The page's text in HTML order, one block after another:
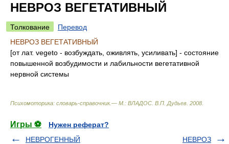
НЕВРОЗ ВЕГЕТАТИВНЫЙ
Толкование
Перевод
НЕВРОЗ ВЕГЕТАТИВНЫЙ
[от лат. vegeto - возбуждать, оживлять, усиливать] - состояние
повышенной возбудимости и лабильности вегетативной
нервной системы
Психомоторика: cловарь-справочник.— М.: ВЛАДОС В.П. Дудьев 2008
Игры ⚽
Нужен реферат?
НЕВРОГЕННЫЙ
НЕВРОЗ